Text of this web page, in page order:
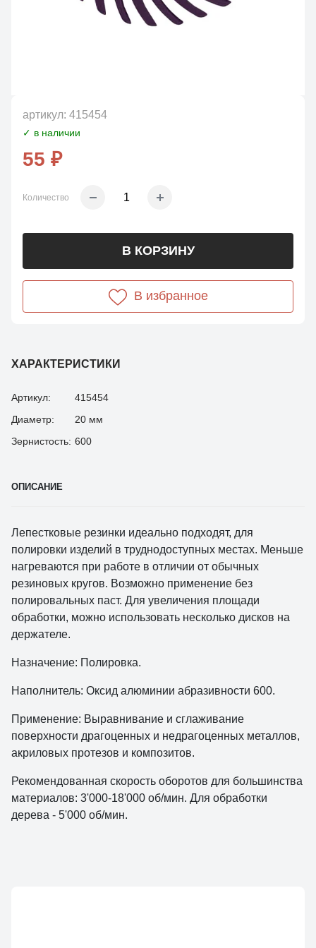
ХАРАКТЕРИСТИКИ
Артикул:
415454
Диаметр:
20 мм
Зернистость: 600
артикул: 415454
✓ в наличии
55 ₽
Количество
В КОРЗИНУ
В избранное
ОПИСАНИЕ
Лепестковые резинки идеально подходят, для
полировки изделий в труднодоступных местах. Меньше
нагреваются при работе в отличии от обычных
резиновых кругов. Возможно применение без
полировальных паст. Для увеличения площади
обработки, можно использовать несколько дисков на
держателе.
Назначение: Полировка.
Наполнитель: Оксид алюминии абразивности 600.
Применение: Выравнивание и сглаживание
поверхности драгоценных и недрагоценных металлов,
акриловых протезов и композитов.
Рекомендованная скорость оборотов для большинства
материалов: 3'000-18'000 об/мин. Для обработки
дерева - 5'000 об/мин.